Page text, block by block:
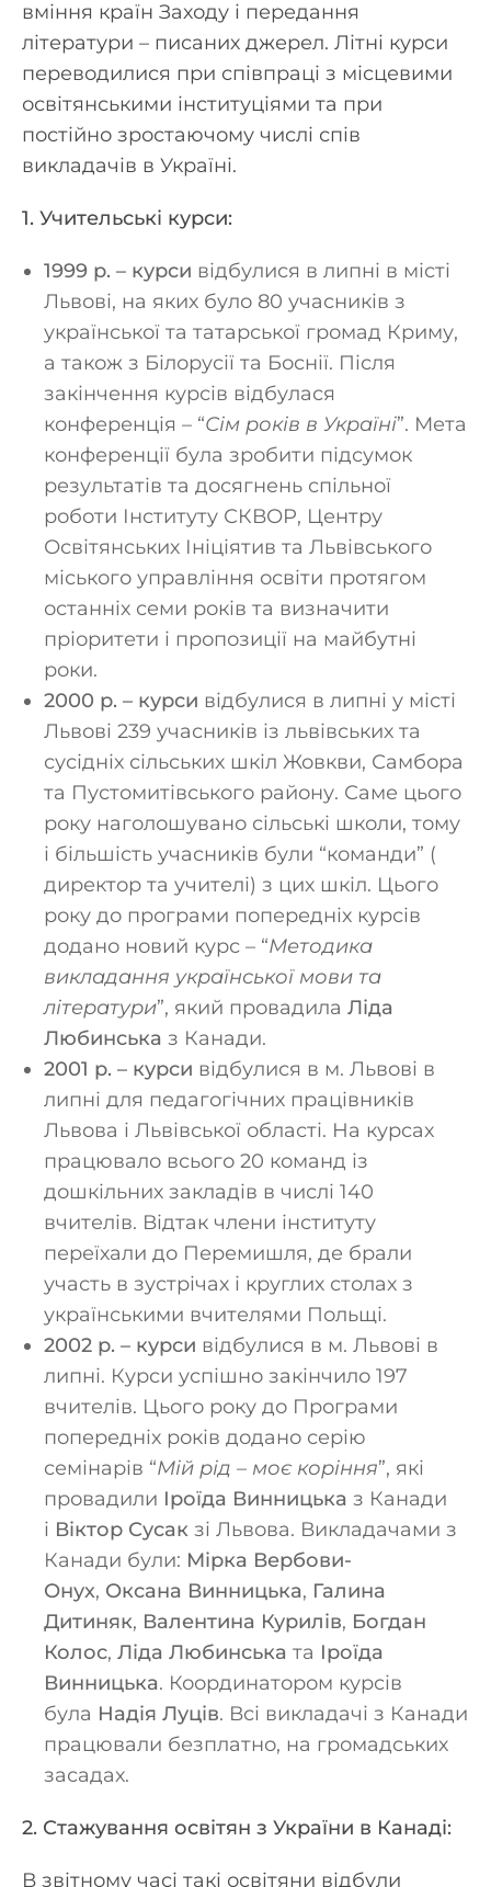
вміння країн Заходу і передання
літератури – писаних джерел. Літні курси
переводилися при співпраці з місцевими
освітянськими інституціями та при
постійно зростаючому числі спів
викладачів в Україні.
1. Учительські курси:
1999 р. – курси відбулися в липні в місті
Львові, на яких було 80 учасників з
української та татарської громад Криму,
а також з Білорусії та Боснії. Після
закінчення курсів відбулася
конференція – “Сім років в Україні”. Мета
конференції була зробити підсумок
результатів та досягнень спільної
роботи Інституту СКВОР, Центру
Освітянських Ініціятив та Львівського
міського управління освіти протягом
останніх семи років та визначити
пріоритети і пропозиції на майбутні
роки.
2000 р. – курси відбулися в липні у місті
Львові 239 учасників із львівських та
сусідніх сільських шкіл Жовкви, Самбора
та Пустомитівського району. Саме цього
року наголошувано сільські школи, тому
і більшість учасників були “команди” (
директор та учителі) з цих шкіл. Цього
року до програми попередніх курсів
додано новий курс – “Методика
викладання української мови та
літератури”, який провадила Ліда
Любинська з Канади.
2001 р. – курси відбулися в м. Львові в
липні для педагогічних працівників
Львова і Львівської області. На курсах
працювало всього 20 команд із
дошкільних закладів в числі 140
вчителів. Відтак члени інституту
переїхали до Перемишля, де брали
участь в зустрічах і круглих столах з
українськими вчителями Польщі.
2002 р. – курси відбулися в м. Львові в
липні. Курси успішно закінчило 197
вчителів. Цього року до Програми
попередніх років додано серію
семінарів “Мій рід – моє коріння”, які
провадили Іроїда Винницька з Канади
і Віктор Сусак зі Львова. Викладачами з
Канади були: Мірка Вербови-
Онух, Оксана Винницька, Галина
Дитиняк, Валентина Курилів, Богдан
Колос, Ліда Любинська та Іроїда
Винницька. Координатором курсів
була Надія Луців. Всі викладачі з Канади
працювали безплатно, на громадських
засадах.
2. Стажування освітян з України в Канаді:
В звітному часі такі освітяни відбули